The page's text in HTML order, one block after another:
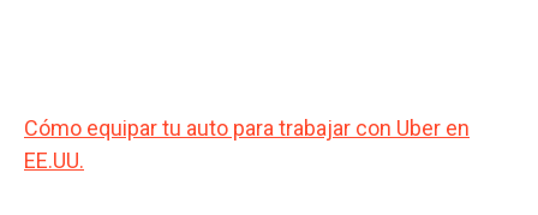
Cómo equipar tu auto para trabajar con Uber en
EE.UU.